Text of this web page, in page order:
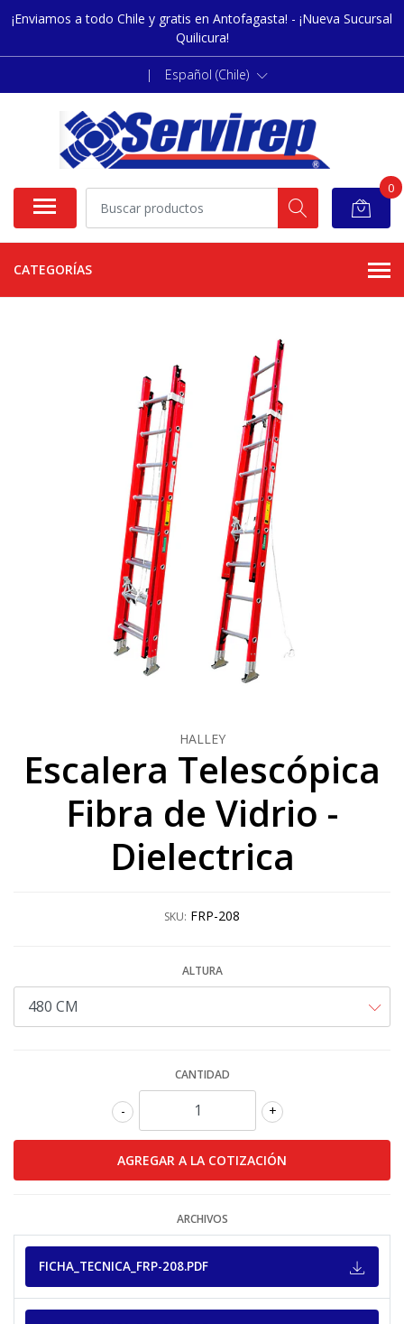
¡Enviamos a todo Chile y gratis en Antofagasta! - ¡Nueva Sucursal
Quilicura!
| Español (Chile)
0
CATEGORÍAS
HALLEY
Escalera Telescópica
Fibra de Vidrio -
Dielectrica
SKU: FRP-208
ALTURA
CANTIDAD
+
-
ARCHIVOS
FICHA_TECNICA_FRP-208.PDF